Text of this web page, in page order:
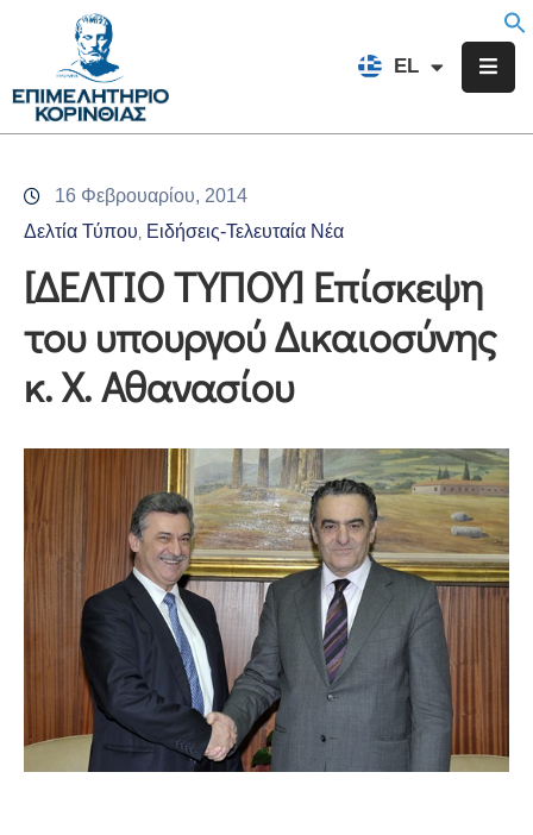
EL
FR
Επιμελητήριο
Υπηρεσίες
Προγράμματα
Εκδηλώσεις
16 Φεβρουαρίου, 2014
Δελτία Τύπου Ειδήσεις-Τελευταία Νέα
[ΔΕΛΤΙΟ ΤΥΠΟΥ] Επίσκεψη
του υπουργού Δικαιοσύνης
κ. Χ. Αθανασίου